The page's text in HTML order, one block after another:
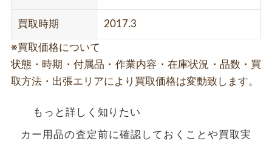
買取時期 2017.3
※買取価格について
状態・時期・付属品・作業内容・在庫状況・品数・買
取方法・出張エリアにより買取価格は変動致します。
もっと詳しく知りたい
カー用品の査定前に確認しておくことや買取実